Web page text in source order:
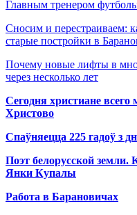
Главным тренером
Сносим и перестраиваем:
старые постройки в
Почему новые лифты в
через несколько лет
Сегодня христиане
Христово
Спаўняецца 225 гадоў з
Поэт белорусской земли.
Янки Купалы
Работа в Барановичах